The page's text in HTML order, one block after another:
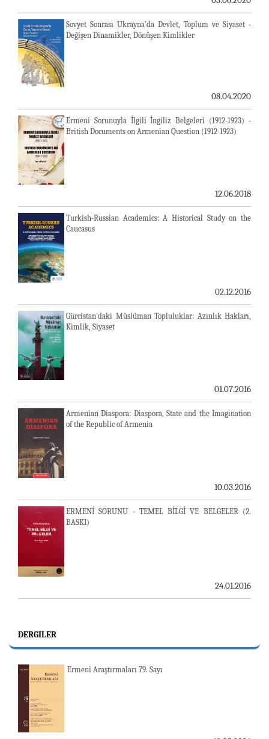
Sovyet Sonrası Ukrayna’da Devlet, Toplum ve Siyaset -
Değişen Dinamikler, Dönüşen Kimlikler
08.04.2020
Ermeni Sorunuyla İlgili İngiliz Belgeleri (1912-1923) -
British Documents on Armenian Question (1912-1923)
12.06.2018
Turkish-Russian Academics: A Historical Study on the
Caucasus
02.12.2016
Gürcistan'daki Müslüman Topluluklar: Azınlık Hakları,
Kimlik, Siyaset
01.07.2016
Armenian Diaspora: Diaspora, State and the Imagination
of the Republic of Armenia
10.03.2016
ERMENİ SORUNU - TEMEL BİLGİ VE BELGELER (2.
BASKI)
24.01.2016
DERGILER
Ermeni Araştırmaları 79. Sayı